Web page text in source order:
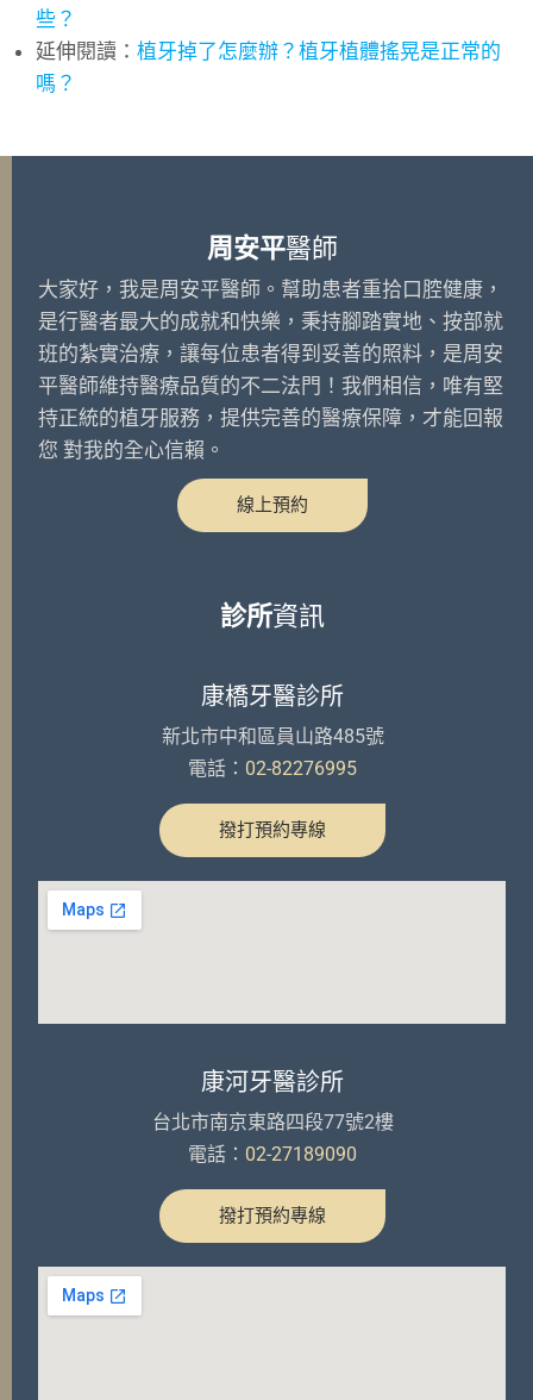
些？
延伸閱讀： 植牙掉了怎麼辦？植牙植體搖晃是正常的
嗎？
周安平醫師
大家好，我是周安平醫師。幫助患者重拾口腔健康，
是行醫者最大的成就和快樂，秉持腳踏實地、按部就
班的紮實治療，讓每位患者得到妥善的照料，是周安
平醫師維持醫療品質的不二法門！我們相信，唯有堅
持正統的植牙服務，提供完善的醫療保障，才能回報
您 對我的全心信賴。
線上預約
診所資訊
康橋牙醫診所
新北市中和區員山路485號
電話： 02-82276995
撥打預約專線
康河牙醫診所
台北市南京東路四段77號2樓
電話： 02-27189090
撥打預約專線